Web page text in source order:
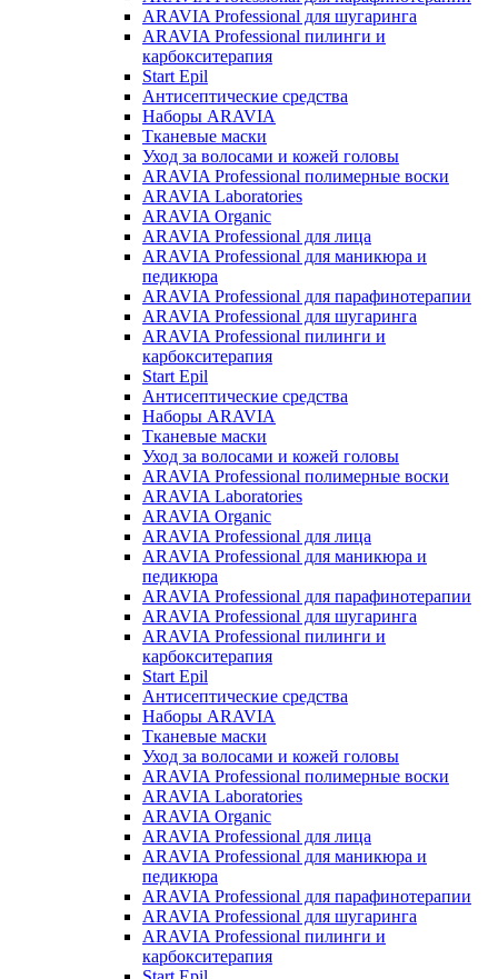
ARAVIA Professional для шугаринга
ARAVIA Professional пилинги и
карбокситерапия
Start Epil
Антисептические средства
Наборы ARAVIA
Тканевые маски
Уход за волосами и кожей головы
ARAVIA Professional полимерные воски
ARAVIA Laboratories
ARAVIA Organic
ARAVIA Professional для лица
ARAVIA Professional для маникюра и
педикюра
ARAVIA Professional для парафинотерапии
ARAVIA Professional для шугаринга
ARAVIA Professional пилинги и
карбокситерапия
Start Epil
Антисептические средства
Наборы ARAVIA
Тканевые маски
Уход за волосами и кожей головы
ARAVIA Professional полимерные воски
ARAVIA Laboratories
ARAVIA Organic
ARAVIA Professional для лица
ARAVIA Professional для маникюра и
педикюра
ARAVIA Professional для парафинотерапии
ARAVIA Professional для шугаринга
ARAVIA Professional пилинги и
карбокситерапия
Start Epil
Антисептические средства
Наборы ARAVIA
Тканевые маски
Уход за волосами и кожей головы
ARAVIA Professional полимерные воски
ARAVIA Laboratories
ARAVIA Organic
ARAVIA Professional для лица
ARAVIA Professional для маникюра и
педикюра
ARAVIA Professional для парафинотерапии
ARAVIA Professional для шугаринга
ARAVIA Professional пилинги и
карбокситерапия